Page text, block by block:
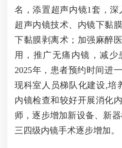
名，添置超声内镜1套，
超声内镜技术、内镜下黏
下黏膜剥离术；加强麻醉
用，推广无痛内镜，减少
2025年，患者预约时间进
现科室人员梯队化建设,培
内镜检查和较好开展消化
师，逐步增加新设备、新
三四级内镜手术逐步增加。